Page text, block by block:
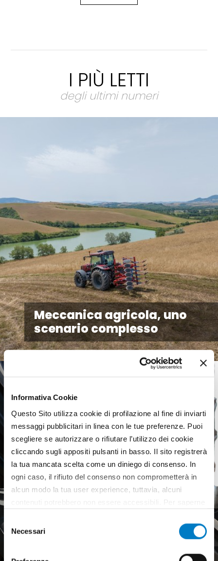
Informativa Cookie
Questo Sito utilizza cookie di profilazione al fine di inviarti
messaggi pubblicitari in linea con le tue preferenze. Puoi
scegliere se autorizzare o rifiutare l’utilizzo dei cookie
cliccando sugli appositi pulsanti in basso. Il sito registrerà
la tua mancata scelta come un diniego di consenso. In
ogni caso, il rifiuto del consenso non comprometterà in
alcun modo la tua user experience, tuttavia, alcuni
all’utilizzo di tutti, o solamente di alcuni di essi, ti
Selezione
delNecessari
I PIÙ LETTI
degli ultimi numeri
Meccanica agricola, uno
scenario complesso